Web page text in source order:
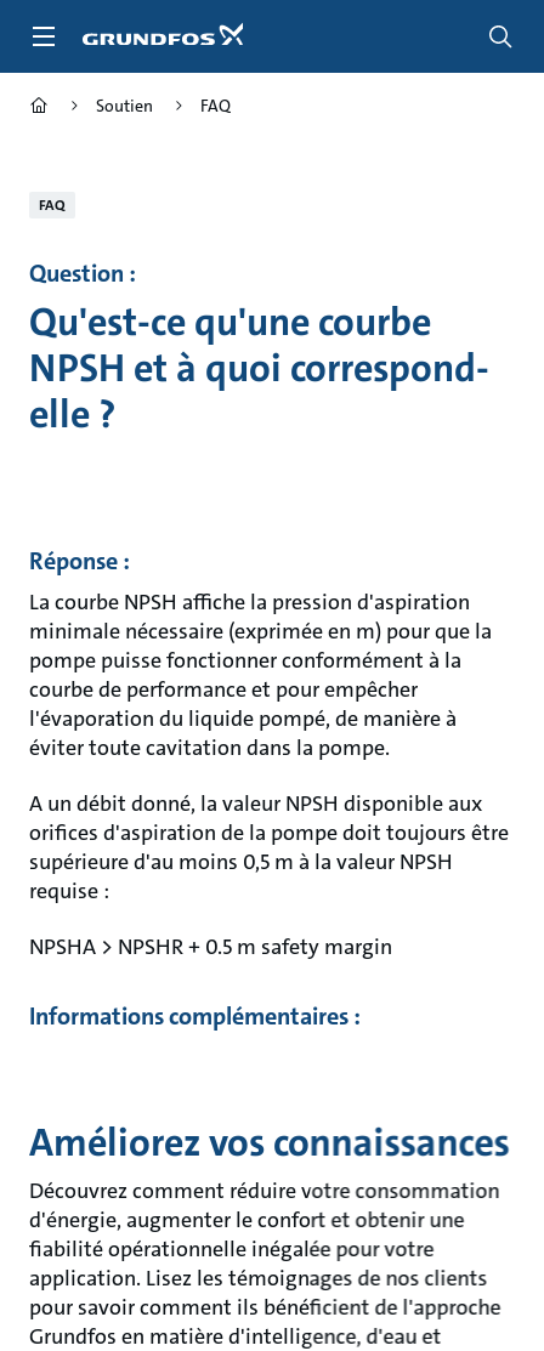
Soutien FAQ
FAQ
Question :
Qu'est-ce qu'une courbe
NPSH et à quoi correspond-
elle ?
Réponse :
La courbe NPSH affiche la pression d'aspiration
minimale nécessaire (exprimée en m) pour que la
pompe puisse fonctionner conformément à la
courbe de performance et pour empêcher
l'évaporation du liquide pompé, de manière à
éviter toute cavitation dans la pompe.
A un débit donné, la valeur NPSH disponible aux
orifices d'aspiration de la pompe doit toujours être
supérieure d'au moins 0,5 m à la valeur NPSH
requise :
NPSHA > NPSHR + 0.5 m safety margin
Informations complémentaires :
Améliorez vos connaissances
Découvrez comment réduire votre consommation
d'énergie, augmenter le confort et obtenir une
fiabilité opérationnelle inégalée pour votre
application. Lisez les témoignages de nos clients
pour savoir comment ils bénéficient de l'approche
Grundfos en matière d'intelligence, d'eau et